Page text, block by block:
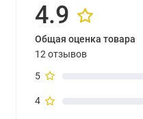
4.9
Общая оценка товара
12 отзывов
5
4